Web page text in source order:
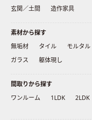
玄関／土間
造作家具
素材から探す
無垢材
タイル モルタル
ガラス
躯体現し
間取りから探す
ワンルーム
1LDK 2LDK